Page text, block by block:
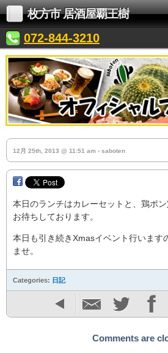
枚方市 居酒屋覇王樹
072-844-3210
12月 25th, 2013 @ 11:51 am › saboten
本日のランチはカレーセットと、鶏ポン
お待ちしております。
本日も引き続きXmasイベント行います
ませ。
Categories: 日記
Comments are